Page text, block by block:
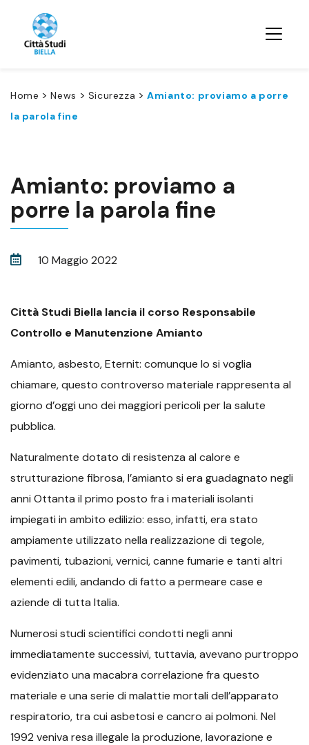
Home >News > Sicurezza >Amianto: proviamo a porre
la parola fine
Amianto: proviamo a
porre la parola fine
10 Maggio 2022
Città Studi Biella lancia il corso Responsabile
Controllo e Manutenzione Amianto
Amianto, asbesto, Eternit: comunque lo si voglia
chiamare, questo controverso materiale rappresenta al
giorno d’oggi uno dei maggiori pericoli per la salute
pubblica.
Naturalmente dotato di resistenza al calore e
strutturazione fibrosa, l’amianto si era guadagnato negli
anni Ottanta il primo posto fra i materiali isolanti
impiegati in ambito edilizio: esso, infatti, era stato
ampiamente utilizzato nella realizzazione di tegole,
pavimenti, tubazioni, vernici, canne fumarie e tanti altri
elementi edili, andando di fatto a permeare case e
aziende di tutta Italia.
Numerosi studi scientifici condotti negli anni
immediatamente successivi, tuttavia, avevano purtroppo
evidenziato una macabra correlazione fra questo
materiale e una serie di malattie mortali dell’apparato
respiratorio, tra cui asbetosi e cancro ai polmoni. Nel
1992 veniva resa illegale la produzione, lavorazione e